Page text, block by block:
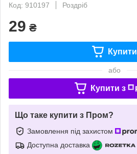
Код: 910197
Роздріб
29 ₴
Купити
або
Купити з
Що таке купити з Пром?
Замовлення під захистом
Доступна доставка